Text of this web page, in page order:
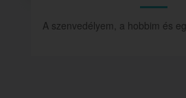
A szenvedélyem, a hobbim és